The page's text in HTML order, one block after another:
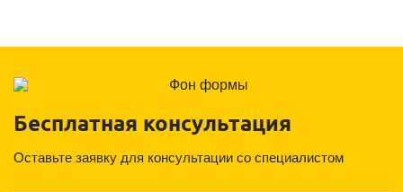
Бесплатная консультация
Оставьте заявку для консультации со специалистом